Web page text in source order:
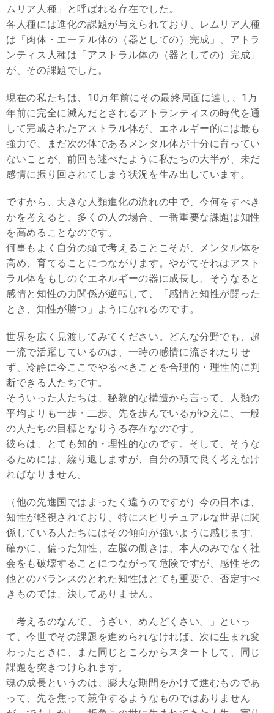
ムリア人種」と呼ばれる存在でした。
各人種には進化の課題が与えられており、レムリア人種
は「肉体・エーテル体の（器としての）完成」、アトラ
ンティス人種は「アストラル体の（器としての）完成」
が、その課題でした。
現在の私たちは、10万年前にその最終局面に達し、1万
年前に完全に滅んだとされるアトランティスの時代を通
して完成されたアストラル体が、エネルギー的には最も
強力で、まだ次の体であるメンタル体が十分に育ってい
ないことが、前回も述べたように私たちの大半が、未だ
感情に振り回されてしまう状況を生み出しています。
ですから、大きな人類進化の流れの中で、今何をすべき
かを考えると、多くの人の場合、一番重要な課題は知性
を高めることなのです。
何事もよく自分の頭で考えることこそが、メンタル体を
高め、育てることにつながります。やがてそれはアスト
ラル体をもしのぐエネルギーの器に成長し、そうなると
感情と知性の力関係が逆転して、「感情と知性が闘った
とき、知性が勝つ」ようになれるのです。
世界を広く見渡してみてください。どんな分野でも、超
一流で活躍しているのは、一時の感情に流されたりせ
ず、冷静に今ここでやるべきことを合理的・理性的に判
断できる人たちです。
そういった人たちは、秘教的な構造から言って、人類の
平均よりも一歩・二歩、先を歩んでいるがゆえに、一般
の人たちの目標となりうる存在なのです。
彼らは、とても知的・理性的なのです。そして、そうな
るためには、繰り返しますが、自分の頭で良く考えなけ
ればなりません。
（他の先進国ではまったく違うのですが）今の日本は、
知性が軽視されており、特にスピリチュアルな世界に関
係している人たちにはその傾向が強いように感じます。
確かに、偏った知性、左脳の働きは、本人のみでなく社
会をも破壊することにつながって危険ですが、感性その
他とのバランスのとれた知性はとても重要で、否定すべ
きものでは、決してありません。
「考えるのなんて、うざい、めんどくさい。」といっ
て、今世でその課題を進められなければ、次に生まれ変
わったときに、また同じところからスタートして、同じ
課題を突きつけられます。
魂の成長というのは、膨大な期間をかけて進むものであ
って、先を焦って競争するようなものではありません